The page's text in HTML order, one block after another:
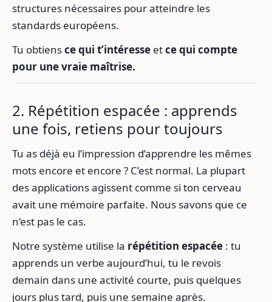
structures nécessaires pour atteindre les
standards européens.
Tu obtiensce qui t’intéresse etce qui compte
pour une vraie maîtrise.
2. Répétition espacée : apprends
une fois, retiens pour toujours
Tu as déjà eu l’impression d’apprendre les mêmes
mots encore et encore ? C’est normal. La plupart
des applications agissent comme si ton cerveau
avait une mémoire parfaite. Nous savons que ce
n’est pas le cas.
Notre système utilise la répétition espacée : tu
apprends un verbe aujourd’hui, tu le revois
demain dans une activité courte, puis quelques
jours plus tard, puis une semaine après.